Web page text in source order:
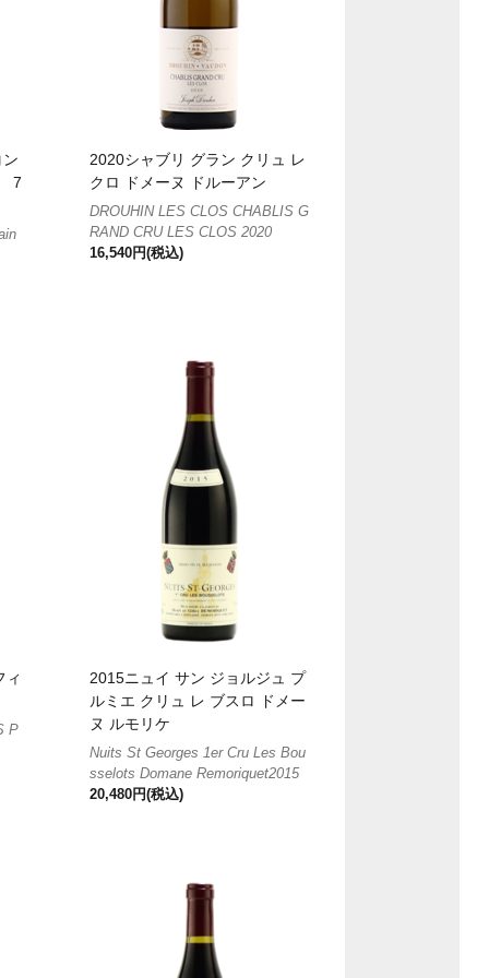
7
2020シャブリ グラン クリュ レ
クロ ドメーヌ ドルーアン
DROUHIN LES CLOS CHABLIS G
RAND CRU LES CLOS 2020
16,540円(税込)
ィ
P
2015ニュイ サン ジョルジュ プ
ルミエ クリュ レ ブスロ ドメー
ヌ ルモリケ
Nuits St Georges 1er Cru Les Bou
sselots Domane Remoriquet2015
20,480円(税込)